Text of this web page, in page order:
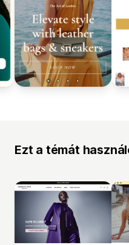
Ezt a témát